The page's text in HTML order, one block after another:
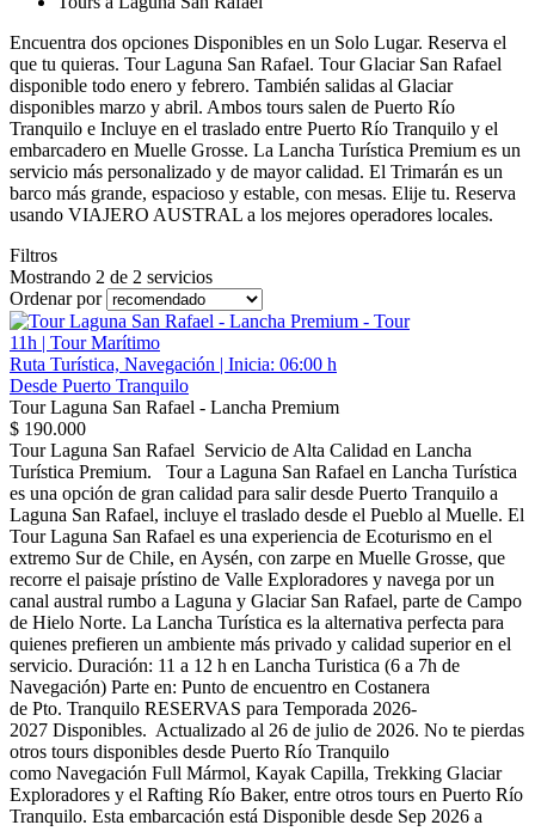
Encuentra dos opciones Disponibles en un Solo Lugar. Reserva el
que tu quieras. Tour Laguna San Rafael. Tour Glaciar San Rafael
disponible todo enero y febrero. También salidas al Glaciar
disponibles marzo y abril. Ambos tours salen de Puerto Río
Tranquilo e Incluye en el traslado entre Puerto Río Tranquilo y el
embarcadero en Muelle Grosse. La Lancha Turística Premium es un
servicio más personalizado y de mayor calidad. El Trimarán es un
barco más grande, espacioso y estable, con mesas. Elije tu. Reserva
usando VIAJERO AUSTRAL a los mejores operadores locales.
Filtros
Mostrando 2 de 2 servicios
Ordenar por
11h | Tour Marítimo
Ruta Turística, Navegación | Inicia: 06:00 h
Desde Puerto Tranquilo
Tour Laguna San Rafael - Lancha Premium
$ 190.000
Tour Laguna San Rafael Servicio de Alta Calidad en Lancha
Turística Premium. Tour a Laguna San Rafael en Lancha Turística
es una opción de gran calidad para salir desde Puerto Tranquilo a
Laguna San Rafael, incluye el traslado desde el Pueblo al Muelle. El
Tour Laguna San Rafael es una experiencia de Ecoturismo en el
extremo Sur de Chile, en Aysén, con zarpe en Muelle Grosse, que
recorre el paisaje prístino de Valle Exploradores y navega por un
canal austral rumbo a Laguna y Glaciar San Rafael, parte de Campo
de Hielo Norte. La Lancha Turística es la alternativa perfecta para
quienes prefieren un ambiente más privado y calidad superior en el
servicio. Duración: 11 a 12 h en Lancha Turistica (6 a 7h de
Navegación) Parte en: Punto de encuentro en Costanera
de Pto. Tranquilo RESERVAS para Temporada 2026-
2027 Disponibles. Actualizado al 26 de julio de 2026. No te pierdas
otros tours disponibles desde Puerto Río Tranquilo
como Navegación Full Mármol, Kayak Capilla, Trekking Glaciar
Exploradores y el Rafting Río Baker, entre otros tours en Puerto Río
Tranquilo. Esta embarcación está Disponible desde Sep 2026 a